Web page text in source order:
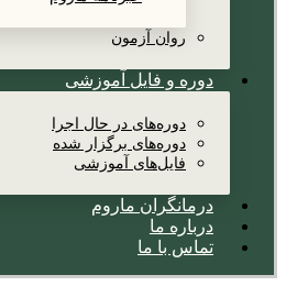
روان آزمون
دوره و فایل آموزشی
دوره‌های در حال اجرا
دوره‌های برگزار شده
فایل‌های آموزشی
درمانگران ماروم
درباره ما
تماس با ما